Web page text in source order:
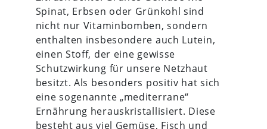
Spinat, Erbsen oder Grünkohl sind
nicht nur Vitaminbomben, sondern
enthalten insbesondere auch Lutein,
einen Stoff, der eine gewisse
Schutzwirkung für unsere Netzhaut
besitzt. Als besonders positiv hat sich
eine sogenannte „mediterrane“
Ernährung herauskristallisiert. Diese
besteht aus viel Gemüse, Fisch und